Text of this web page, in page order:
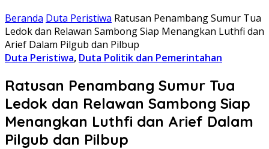
Beranda Duta Peristiwa Ratusan Penambang Sumur Tua
Ledok dan Relawan Sambong Siap Menangkan Luthfi dan
Arief Dalam Pilgub dan Pilbup
Duta Peristiwa, Duta Politik dan Pemerintahan
Ratusan Penambang Sumur Tua
Ledok dan Relawan Sambong Siap
Menangkan Luthfi dan Arief Dalam
Pilgub dan Pilbup